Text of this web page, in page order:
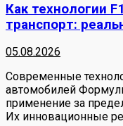
Как технологии
транспорт:
05.08.2026
Современные
автомобилей
применение за
Их инновационные